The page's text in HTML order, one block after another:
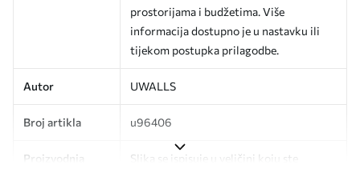
prostorijama i budžetima. Više
informacija dostupno je u nastavku ili
tijekom postupka prilagodbe.
Autor UWALLS
Broj artikla u96406
Proizvodnja
Slika se ispisuje u veličini koju ste